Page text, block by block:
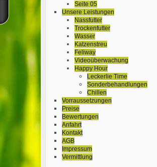
Seite 05
Unsere Leistungen
Nassfutter
Trockenfutter
Wasser
Katzenstreu
Feliway
Videoüberwachung
Happy Hour
Leckerlie Time
Sonderbehandlungen
Chillen
Vorraussetzungen
Preise
Bewertungen
Anfahrt
Kontakt
AGB
Impressum
Vermittlung